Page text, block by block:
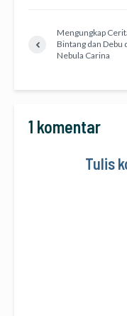
Mengungkap
Bintang dan Debu
Nebula Carina
1 komentar
Tulis